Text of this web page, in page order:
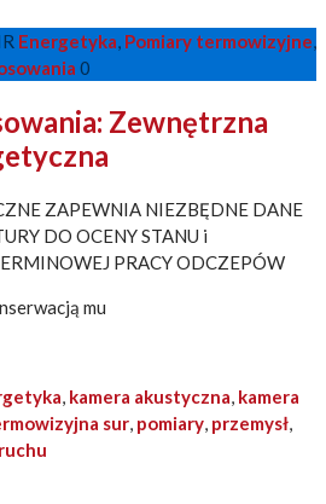
Energetyka, Pomiary termowizyjne,
0
Zewnętrzna
ZAPEWNIA NIEZBĘDNE DANE
DO OCENY STANU i
PRACY ODCZEPÓW
mu
, kamera akustyczna, kamera
sur, pomiary, przemysł,